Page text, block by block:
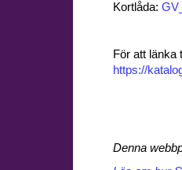
Kortlåda:
För att länka
https://
Denna